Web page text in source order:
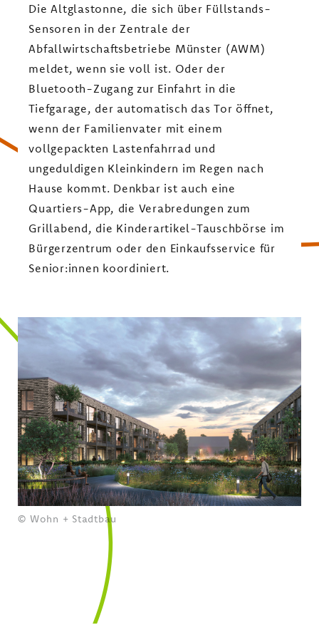
© Wohn + Stadtbau
Die Altglastonne, die sich über Füllstands-
Sensoren in der Zentrale der
Abfallwirtschaftsbetriebe Münster (AWM)
meldet, wenn sie voll ist. Oder der
Bluetooth-Zugang zur Einfahrt in die
Tiefgarage, der automatisch das Tor öffnet,
wenn der Familienvater mit einem
vollgepackten Lastenfahrrad und
ungeduldigen Kleinkindern im Regen nach
Hause kommt. Denkbar ist auch eine
Quartiers-App, die Verabredungen zum
Grillabend, die Kinderartikel-Tauschbörse im
Bürgerzentrum oder den Einkaufsservice für
Senior:innen koordiniert.